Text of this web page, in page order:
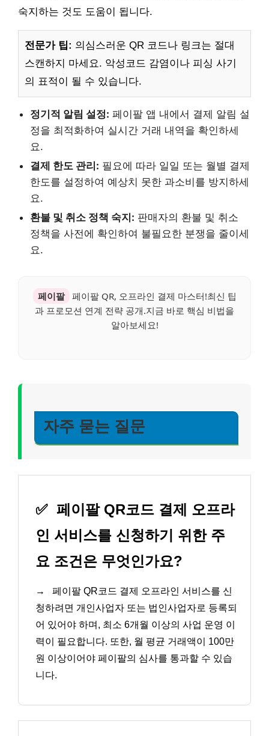
숙지하는 것도 도움이 됩니다.
전문가 팁: 의심스러운 QR 코드나 링크는 절대
스캔하지 마세요. 악성코드 감염이나 피싱 사기
의 표적이 될 수 있습니다.
정기적 알림 설정: 페이팔 앱 내에서 결제 알림 설
정을 최적화하여 실시간 거래 내역을 확인하세
요.
결제 한도 관리: 필요에 따라 일일 또는 월별 결제
한도를 설정하여 예상치 못한 과소비를 방지하세
요.
환불 및 취소 정책 숙지: 판매자의 환불 및 취소
정책을 사전에 확인하여 불필요한 분쟁을 줄이세
요.
페이팔
페이팔 QR, 오프라인 결제 마스터!최신 팁
과 프로모션 연계 전략 공개.지금 바로 핵심 비법을
알아보세요!
자주 묻는 질문
✅ 페이팔 QR코드 결제 오프라
인 서비스를 신청하기 위한 주
요 조건은 무엇인가요?
→
페이팔 QR코드 결제 오프라인 서비스를 신
청하려면 개인사업자 또는 법인사업자로 등록되
어 있어야 하며, 최소 6개월 이상의 사업 운영 이
력이 필요합니다. 또한, 월 평균 거래액이 100만
원 이상이어야 페이팔의 심사를 통과할 수 있습
니다.